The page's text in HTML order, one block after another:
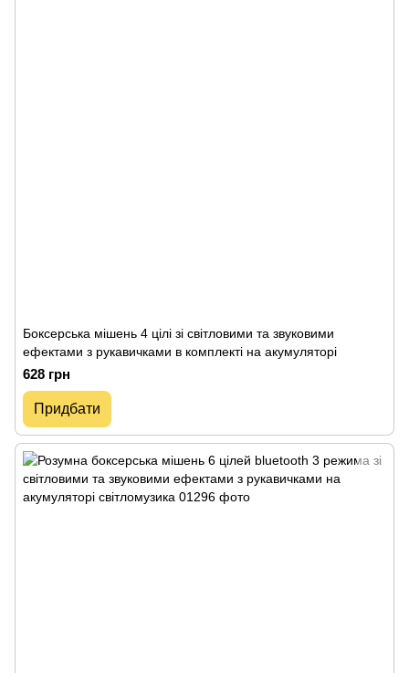
Боксерська мішень 4 цілі зі світловими та звуковими
ефектами з рукавичками в комплекті на акумуляторі
628 грн
Придбати